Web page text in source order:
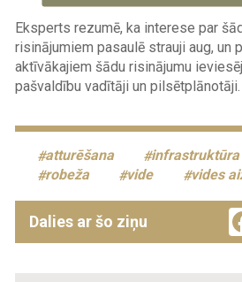
Eksperts rezumē, ka interese par
risinājumiem pasaulē strauji aug, un
aktīvākajiem šādu risinājumu
pašvaldību vadītāji un pilsētplānotāji.
atturēšana infrastruktūra
robeža
vide vides
Dalies ar šo ziņu